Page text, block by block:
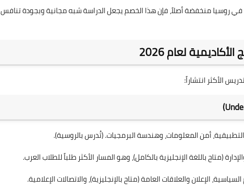
في روسيا منخفضة أصلاً، فإن هذا الخصم يجعل الدراسة شبه مجانية وبجودة تنافس
لعام 2026
الأكثر انتشاراً:
أمن المعلومات، وهندسة البرمجيات. (تُدرس بالروسية).
(متاح باللغة الإنجليزية بالكامل)، وهو المسار الأكثر طلباً للطلاب العرب.
الإعلان والعلاقات العامة (متاح بالإنجليزية)، والاتصالات الإعلامية.